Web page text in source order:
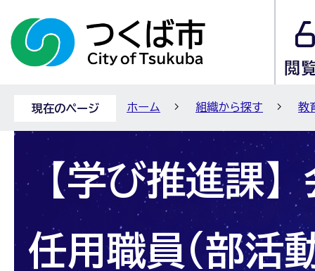
現在のページ ホーム 組織から探す 教
【学び推進課】
任用職員(部活